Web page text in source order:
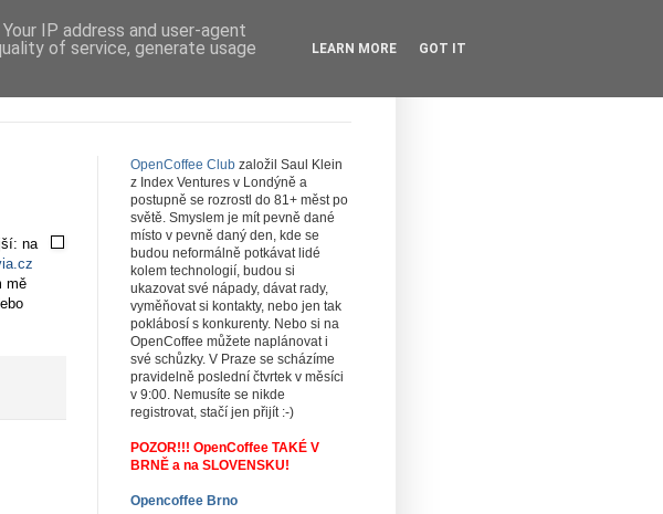
na
mě
OpenCoffee Club založil Saul Klein
z Index Ventures v Londýně a
postupně se rozrostl do 81+ měst po
světě. Smyslem je mít pevně dané
místo v pevně daný den, kde se
budou neformálně potkávat lidé
kolem technologií, budou si
ukazovat své nápady, dávat rady,
vyměňovat si kontakty, nebo jen tak
poklábosí s konkurenty. Nebo si na
OpenCoffee můžete naplánovat i
své schůzky. V Praze se scházíme
pravidelně poslední čtvrtek v měsíci
v 9:00. Nemusíte se nikde
registrovat, stačí jen přijít :-)
POZOR!!! OpenCoffee TAKÉ V
BRNĚ a na SLOVENSKU!
Opencoffee Brno
IP address and user-agent
of service, generate usage
LEARN MORE GOT IT